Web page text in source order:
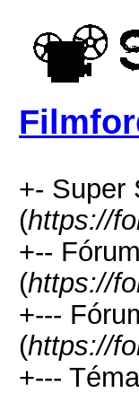
+- Super
(https://
+--
(https://
+---
(https://
+---